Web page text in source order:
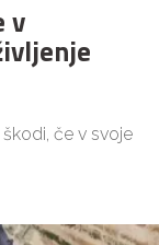
v
če v svoje